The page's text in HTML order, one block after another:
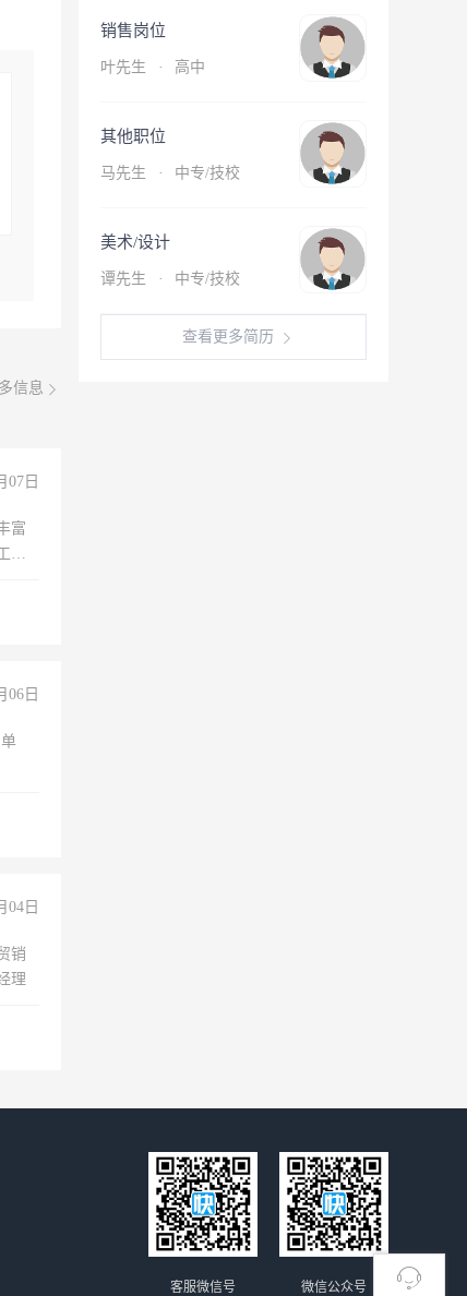
信息
07日
富
06日
04日
销
理
销售岗位
叶先生 · 高中
其他职位
马先生 · 中专/技校
美术/设计
谭先生 · 中专/技校
查看更多简历
微信公众号
客服微信号